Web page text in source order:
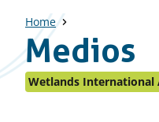
Home
Medios
Wetlands International